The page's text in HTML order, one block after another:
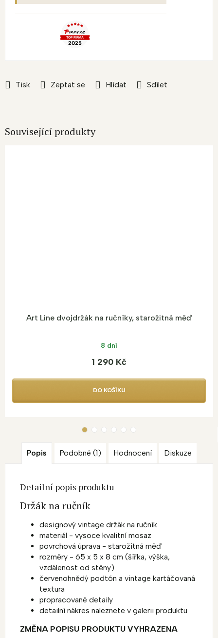
Tisk Zeptat se Hlídat Sdílet
Související produkty
Art Line dvojdržák na ručníky, starožitná měď
8 dní
1 290 Kč
DO KOŠÍKU
Popis Podobné (1) Hodnocení Diskuze
Detailní popis produktu
Držák na ručník
designový vintage držák na ručník
materiál - vysoce kvalitní mosaz
povrchová úprava - starožitná měď
rozměry - 65 x 5 x 8 cm (šířka, výška,
vzdálenost od stěny)
červenohnědý podtón a vintage kartáčovaná
textura
propracované detaily
detailní nákres naleznete v galerii produktu
ZMĚNA POPISU PRODUKTU VYHRAZENA